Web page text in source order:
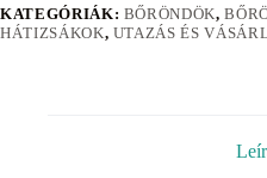
KATEGÓRIÁK: BŐRÖNDÖK,
HÁTIZSÁKOK, UTAZÁS ÉS